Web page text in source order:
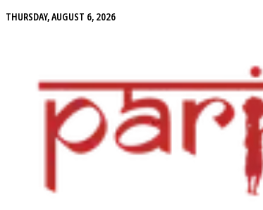
THURSDAY, AUGUST 6, 2026